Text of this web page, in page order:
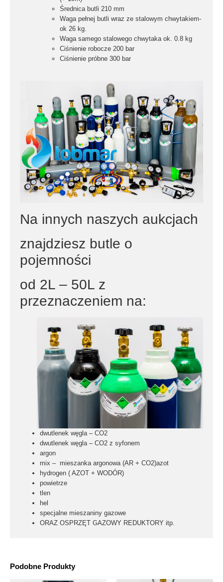
Średnica butli 210 mm
Waga pełnej butli wraz ze stalowym chwytakiem-
ok 26 kg.
Waga samego stalowego chwytaka ok . 0.8 kg
Ciśnienie robocze 200 bar
Ciśnienie próbne 300 bar
Na innych naszych aukcjach
znajdziesz butle o
pojemności
od 2L – 50L z
przeznaczeniem na:
dwutlenek węgla – CO2
dwutlenek węgla – CO2 z syfonem
argon
mix – mieszanka argonowa (AR + CO2)azot
hydrogen ( AZOT + WODÓR)
powietrze
tlen
hel
specjalne mieszaniny gazowe
ORAZ OSPRZĘT GAZOWY REDUKTORY itp.
Podobne Produkty